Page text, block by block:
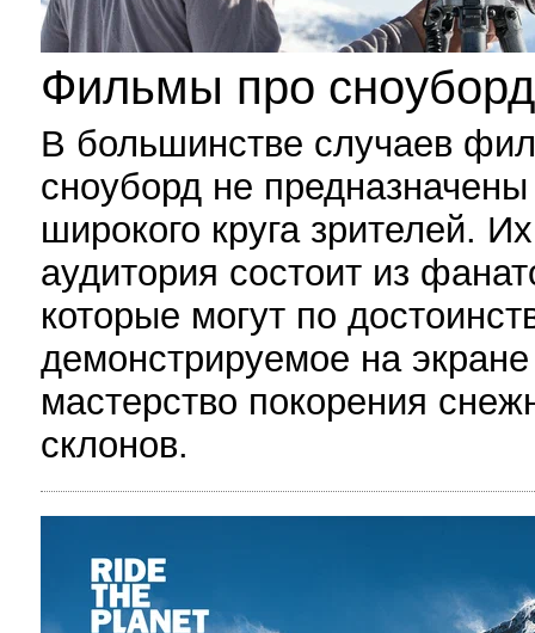
Фильмы про сноуборд
В большинстве случаев
сноуборд не
широкого круга зрителей. Их
аудитория состоит из
которые могут по
демонстрируемое на экране
мастерство покорения
склонов.